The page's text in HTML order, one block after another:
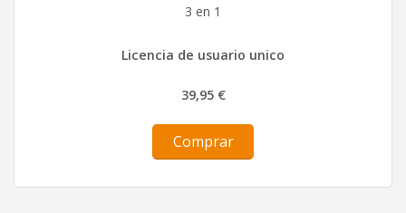
3 en 1
Licencia de usuario unico
39,95 €
Comprar